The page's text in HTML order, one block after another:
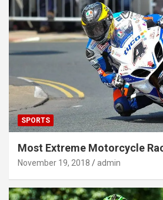
SPORTS
Most Extreme Motorcycle
November 19, 2018 admin